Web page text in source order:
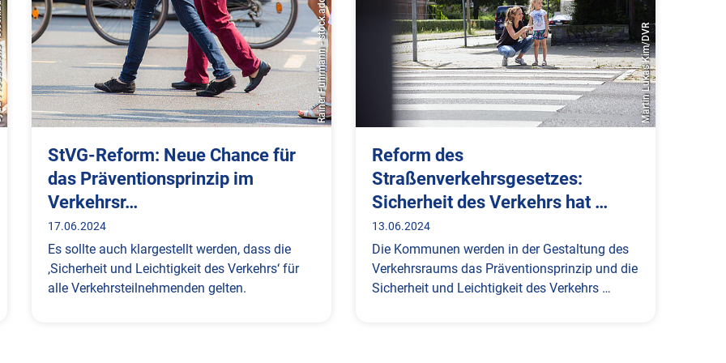
Rainer Fuhrmann - stock.adobe.com
StVG-Reform: Neue Chance für
das Präventionsprinzip im
Verkehrsr…
17.06.2024
Es sollte auch klargestellt werden, dass die
,Sicherheit und Leichtigkeit des Verkehrs‘ für
alle Verkehrsteilnehmenden gelten.
Martin Lukas Kim/DVR
Reform des
Straßenverkehrsgesetzes:
Sicherheit des Verkehrs hat …
13.06.2024
Die Kommunen werden in der Gestaltung des
Verkehrsraums das Präventionsprinzip und die
Sicherheit und Leichtigkeit des Verkehrs …